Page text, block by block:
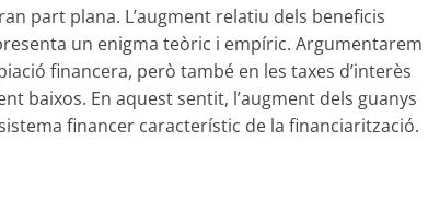
part plana. L’augment relatiu dels beneficis
un enigma teòric i empíric. Argumentarem
financera, però també en les taxes d’interès
baixos. En aquest sentit, l’augment dels guanys
financer característic de la financiarització.